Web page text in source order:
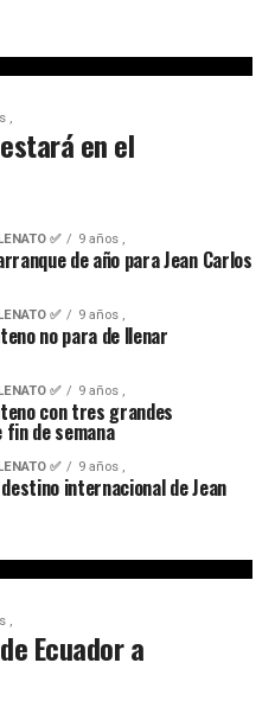
,
en el
✅ 9 años ,
de año para Jean Carlos
✅ 9 años ,
no para de llenar
✅ 9 años ,
con tres grandes
de semana
✅ 9 años ,
internacional de Jean
,
Ecuador a